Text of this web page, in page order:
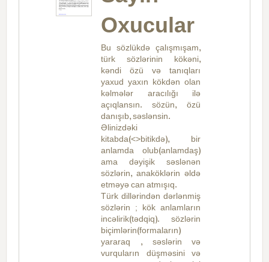
Oxucular
Bu sözlükdə çalışmışam,
türk sözlərinin kökəni,
kəndi özü və tanıqları
yaxud yaxın kökdən olan
kəlmələr aracılığı ilə
açıqlansın. sözün, özü
danışıb, səslənsin.
Əlinizdəki
kitabda(<>bitikdə), bir
anlamda olub(anlamdaş)
ama dəyişik səslənən
sözlərin, anaköklərin əldə
etməyə can atmışıq.
Türk dillərindən dərlənmiş
sözlərin ; kök anlamların
incəlirik(tədqiq). sözlərin
biçimlərin(formaların)
yararaq , səslərin və
vurquların düşməsini və